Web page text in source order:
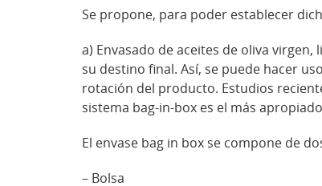
Se propone, para poder establecer
a) Envasado de aceites de oliva
su destino final. Así, se puede hacer
rotación del producto. Estudios
sistema bag-in-box es el más
El envase bag in box se compone de
– Bolsa